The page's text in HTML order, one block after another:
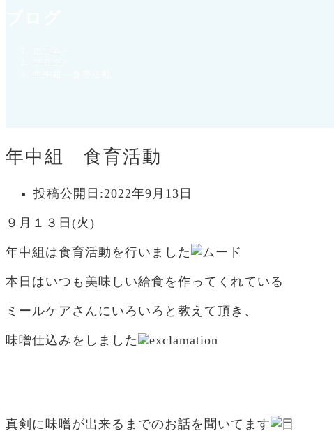
年中組 食育活動
投稿公開日:2022年9月13日
９月１３日(火)
年中組は食育活動を行いました
本日はいつも美味しい給食を作ってくれている
ミールケアさんにいろいろと教えて頂き、
味噌仕込みをしました
真剣に味噌が出来るまでのお話を聞いてます